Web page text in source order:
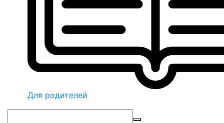
Для родителей